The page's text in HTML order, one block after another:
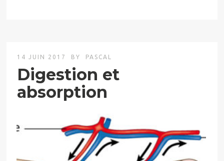
14 JUIN 2017 BY PASCAL
Digestion et
absorption